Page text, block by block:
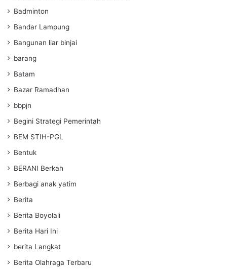
Badminton
Bandar Lampung
Bangunan liar binjai
barang
Batam
Bazar Ramadhan
bbpjn
Begini Strategi Pemerintah
BEM STIH-PGL
Bentuk
BERANI Berkah
Berbagi anak yatim
Berita
Berita Boyolali
Berita Hari Ini
berita Langkat
Berita Olahraga Terbaru